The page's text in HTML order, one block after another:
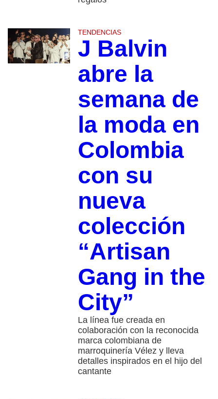
TENDENCIAS
J Balvin
abre la
semana de
la moda en
Colombia
con su
nueva
colección
“Artisan
Gang in the
City”
La línea fue creada en
colaboración con la reconocida
marca colombiana de
marroquinería Vélez y lleva
detalles inspirados en el hijo del
cantante